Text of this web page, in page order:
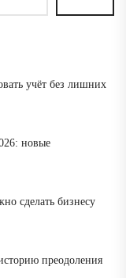
учёт без лишних
новые
сделать бизнесу
преодоления